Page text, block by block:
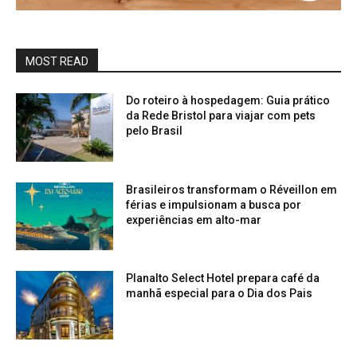
MOST READ
Do roteiro à hospedagem: Guia prático
da Rede Bristol para viajar com pets
pelo Brasil
Brasileiros transformam o Réveillon em
férias e impulsionam a busca por
experiências em alto-mar
Planalto Select Hotel prepara café da
manhã especial para o Dia dos Pais